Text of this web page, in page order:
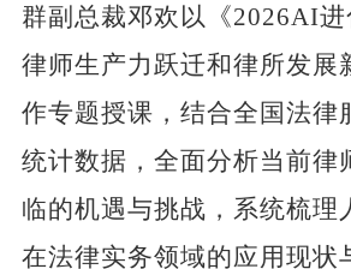
群副总裁邓欢以《2026AI进
律师生产力跃迁和律所发展
作专题授课，结合全国法律
统计数据，全面分析当前律
临的机遇与挑战，系统梳理
在法律实务领域的应用现状